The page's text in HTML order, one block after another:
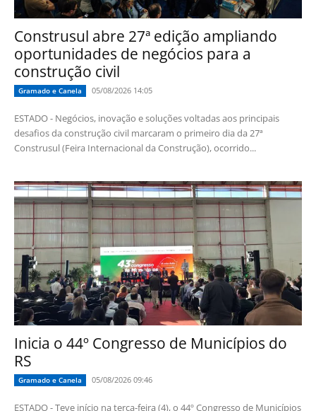
Construsul abre 27ª edição ampliando
oportunidades de negócios para a
construção civil
Gramado e Canela 05/08/2026 14:05
ESTADO - Negócios, inovação e soluções voltadas aos principais
desafios da construção civil marcaram o primeiro dia da 27ª
Construsul (Feira Internacional da Construção), ocorrido...
Inicia o 44º Congresso de Municípios do
RS
Gramado e Canela 05/08/2026 09:46
ESTADO - Teve início na terça-feira (4), o 44º Congresso de Municípios